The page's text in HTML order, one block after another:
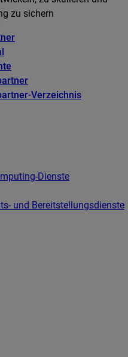
zu sichern
Verzeichnis
Dienste
und Bereitstellungsdienste